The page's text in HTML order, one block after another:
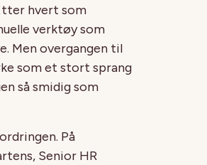
hvert som
verktøy som
Men overgangen til
som et stort sprang
så smidig som
På
Senior HR